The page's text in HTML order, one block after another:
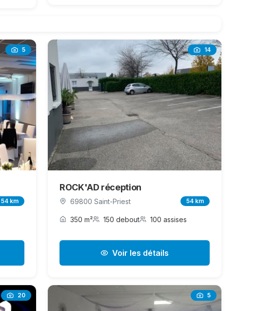
5
54 km
14
ROCK'AD réception
69800 Saint-Priest 54 km
350 m² 150 debout 100 assises
Voir les détails
20 5